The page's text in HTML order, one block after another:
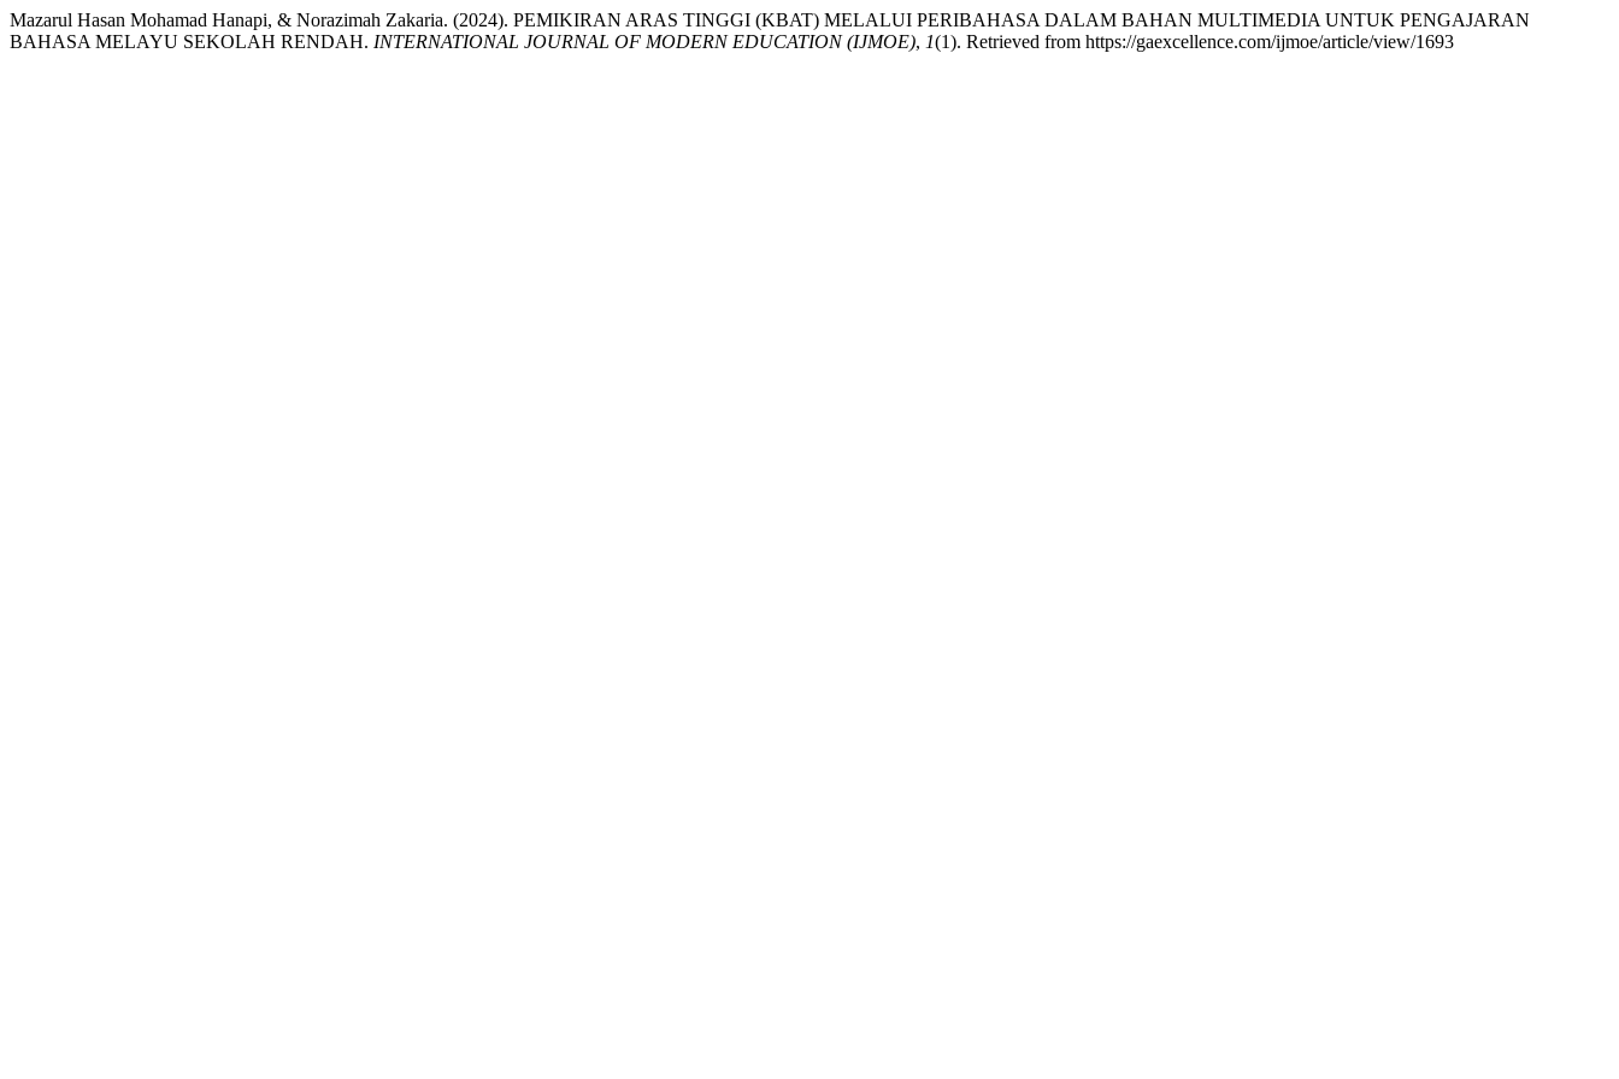
Mazarul Hasan Mohamad Hanapi, & Norazimah Zakaria. (2024). PEMIKIRAN ARAS TINGGI (KBAT) MELALUI PERIBAHASA DALAM BAHAN MULTIMEDIA UNTUK PENGAJARAN
BAHASA MELAYU SEKOLAH RENDAH. INTERNATIONAL JOURNAL OF MODERN EDUCATION (IJMOE), 1(1). Retrieved from https://gaexcellence.com/ijmoe/article/view/1693